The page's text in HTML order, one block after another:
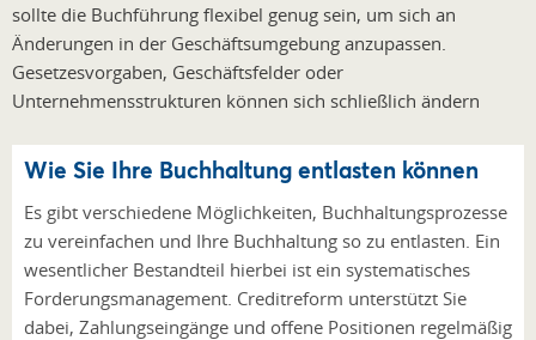
sollte die Buchführung flexibel genug sein, um sich an
Änderungen in der Geschäftsumgebung anzupassen.
Gesetzesvorgaben, Geschäftsfelder oder
Unternehmensstrukturen können sich schließlich ändern
Wie Sie Ihre Buchhaltung entlasten können
Es gibt verschiedene Möglichkeiten, Buchhaltungsprozesse
zu vereinfachen und Ihre Buchhaltung so zu entlasten. Ein
wesentlicher Bestandteil hierbei ist ein systematisches
Forderungsmanagement. Creditreform unterstützt Sie
dabei, Zahlungseingänge und offene Positionen regelmäßig